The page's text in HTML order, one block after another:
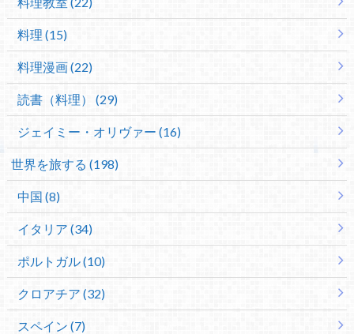
料理 (15)
料理漫画 (22)
読書（料理） (29)
ジェイミー・オリヴァー (16)
世界を旅する (198)
中国 (8)
イタリア (34)
ポルトガル (10)
クロアチア (32)
スペイン (7)